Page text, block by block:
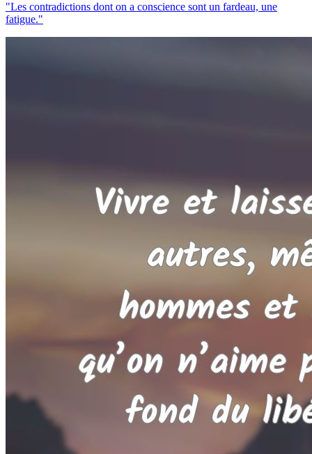
"Les contradictions dont on a conscience sont un fardeau, une
fatigue."